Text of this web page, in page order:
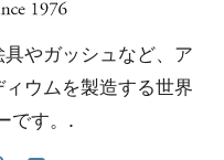
やガッシュなど、ア
ウムを製造する世界
です。.